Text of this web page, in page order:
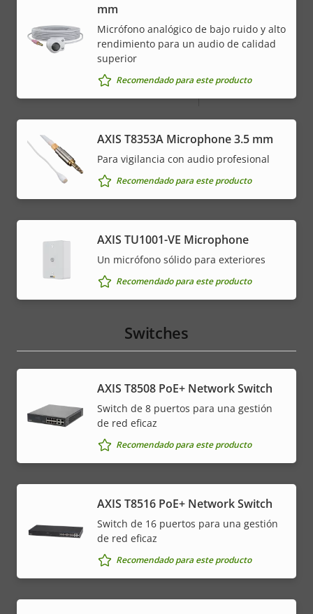
Descripción
de
Valor de
la
propiedad
Potencia (máxima) 18.6 W
Alimentación (media)
Tensión de entrada de CC
* Algunas especificaciones técnicas pueden variar
dependiendo de la opción de hardware que elija.
mm
Micrófono analógico de bajo ruido y alto
rendimiento para un audio de calidad
superior
Recomendado para este producto
AXIS T8353A Microphone 3.5 mm
Para vigilancia con audio profesional
Recomendado para este producto
AXIS TU1001-VE Microphone
Un micrófono sólido para exteriores
Recomendado para este producto
Switches
AXIS T8508 PoE+ Network Switch
Switch de 8 puertos para una gestión
de red eficaz
Recomendado para este producto
AXIS T8516 PoE+ Network Switch
Switch de 16 puertos para una gestión
de red eficaz
Recomendado para este producto